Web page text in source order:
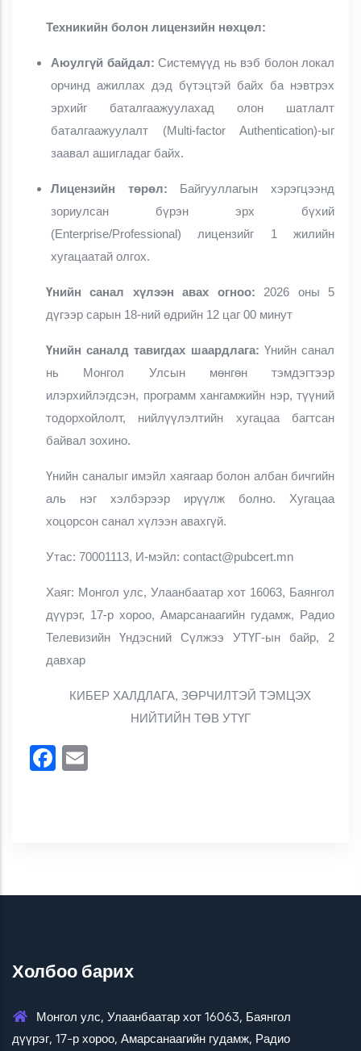
Техникийн болон лицензийн нөхцөл:
Аюулгүй байдал: Системүүд нь вэб болон локал
орчинд ажиллах дэд бүтэцтэй байх ба нэвтрэх
эрхийг баталгаажуулахад олон шатлалт
баталгаажуулалт (Multi-factor Authentication)-ыг
заавал ашигладаг байх.
Лицензийн төрөл: Байгууллагын хэрэгцээнд
зориулсан бүрэн эрх бүхий
(Enterprise/Professional) лицензийг 1 жилийн
хугацаатай олгох.
Үнийн санал хүлээн авах огноо: 2026 оны 5
дүгээр сарын 18-ний өдрийн 12 цаг 00 минут
Үнийн саналд тавигдах шаардлага: Үнийн санал
нь Монгол Улсын мөнгөн тэмдэгтээр
илэрхийлэгдсэн, программ хангамжийн нэр, түүний
тодорхойлолт, нийлүүлэлтийн хугацаа багтсан
байвал зохино.
Үнийн саналыг имэйл хаягаар болон албан бичгийн
аль нэг хэлбэрээр ирүүлж болно. Хугацаа
хоцорсон санал хүлээн авахгүй.
Утас: 70001113, И-мэйл: contact@pubcert.mn
Хаяг: Монгол улс, Улаанбаатар хот 16063, Баянгол
дүүрэг, 17-р хороо, Амарсанаагийн гудамж, Радио
Телевизийн Үндэсний Сүлжээ УТҮГ-ын байр, 2
давхар
КИБЕР ХАЛДЛАГА, ЗӨРЧИЛТЭЙ ТЭМЦЭХ
НИЙТИЙН ТӨВ УТҮГ
Facebook
Холбоо барих
Монгол улс, Улаанбаатар хот 16063, Баянгол
дүүрэг, 17-р хороо, Амарсанаагийн гудамж, Радио